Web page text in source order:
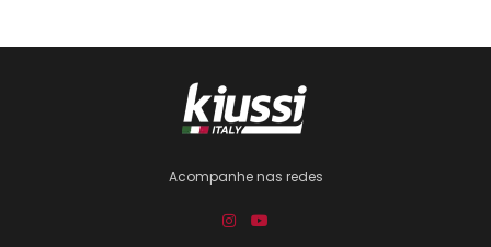
Acompanhe nas redes